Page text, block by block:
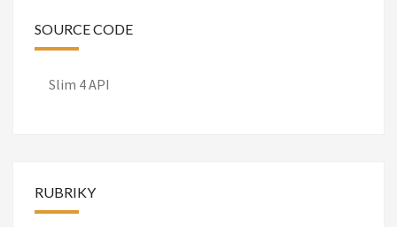
SOURCE CODE
Slim 4 API
RUBRIKY